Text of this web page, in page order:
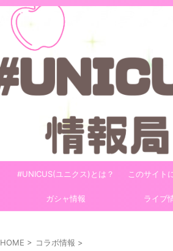
#UNICUS(ユニクス)とは？ このサイト
ガシャ情報 ライブ
HOME > コラボ情報 >